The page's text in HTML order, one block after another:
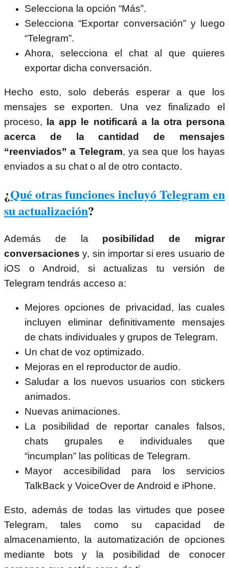
Selecciona la opción “Más”.
Selecciona “Exportar conversación” y luego
“Telegram”.
Ahora, selecciona el chat al que quieres
exportar dicha conversación.
Hecho esto, solo deberás esperar a que los
mensajes se exporten. Una vez finalizado el
proceso,
la app le notificará a la otra persona
acerca de la cantidad de mensajes
“reenviados” a Telegram, ya sea que los hayas
enviados a su chat o al de otro contacto.
¿Qué otras funciones incluyó Telegram en
su actualización?
Además de la posibilidad de migrar
conversaciones y, sin importar si eres usuario de
iOS o Android, si actualizas tu versión de
Telegram tendrás acceso a:
Mejores opciones de privacidad, las cuales
incluyen eliminar definitivamente mensajes
de chats individuales y grupos de Telegram.
Un chat de voz optimizado.
Mejoras en el reproductor de audio.
Saludar a los nuevos usuarios con stickers
animados.
Nuevas animaciones.
La posibilidad de reportar canales falsos,
chats grupales e individuales que
“incumplan” las políticas de Telegram.
Mayor accesibilidad para los servicios
TalkBack y VoiceOver de Android e iPhone.
Esto, además de todas las virtudes que posee
Telegram, tales como su capacidad de
almacenamiento, la automatización de opciones
mediante bots y la posibilidad de conocer